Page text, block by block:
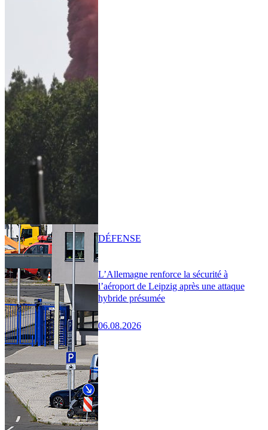
L’Allemagne renforce la sécurité à
l’aéroport de Leipzig après une attaque
hybride présumée
06.08.2026
DÉFENSE